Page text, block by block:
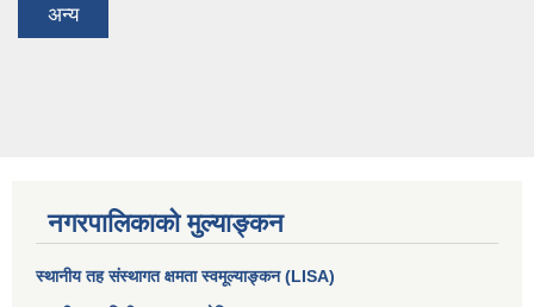
अन्य
नगरपालिकाको मुल्याङ्कन
स्थानीय तह संस्थागत क्षमता स्वमूल्याङ्कन (LISA)